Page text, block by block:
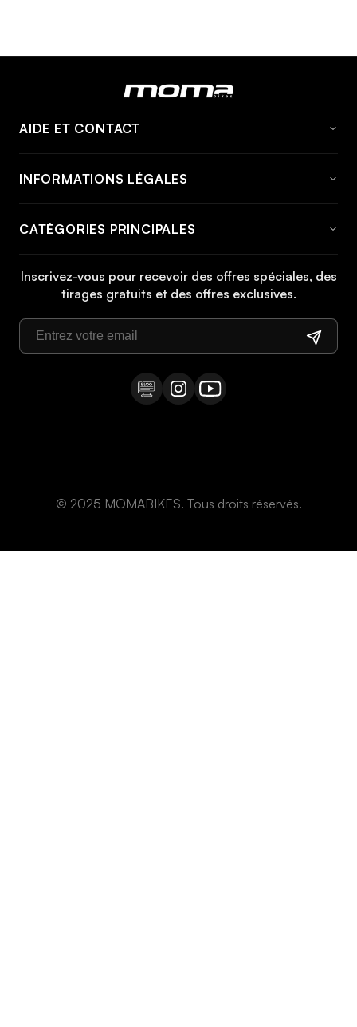
AIDE ET CONTACT
Contact
Informations de retour
INFORMATIONS LÉGALES
Politique de cookies
Politique de confidentialité
Droit de rétractation
CATÉGORIES PRINCIPALES
Vélo VTT
Vélo de ville
Vélo pliant
Vélo électrique VTT
Vélo cargo électrique
Inscrivez-vous pour recevoir des offres spéciales, des
tirages gratuits et des offres exclusives.
© 2025 MOMABIKES. Tous droits réservés.